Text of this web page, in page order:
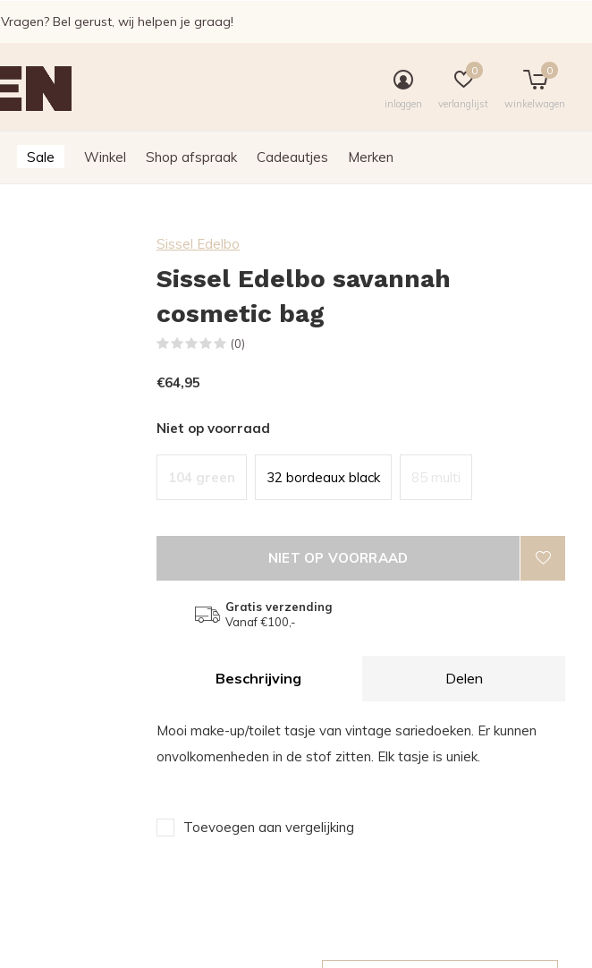
Sale Winkel Shop afspraak Cadeautjes Merken
inloggen verlanglijst
0
winkelwagen
0
Vragen? Bel gerust, wij helpen je graag!
Sissel Edelbo
Sissel Edelbo savannah
cosmetic bag
(0)
€64,95
Niet op voorraad
104 green 32 bordeaux black 85 multi
NIET OP VOORRAAD
Gratis verzending
Vanaf €100,-
Beschrijving Delen
Mooi make-up/toilet tasje van vintage sariedoeken. Er kunnen
onvolkomenheden in de stof zitten. Elk tasje is uniek.
Toevoegen aan vergelijking